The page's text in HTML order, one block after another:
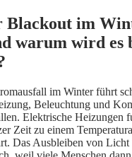
Blackout im
warum wird es
im Winter führt
Beleuchtung und
Elektrische Heizungen
Zeit zu einem
Das Ausbleiben von Licht